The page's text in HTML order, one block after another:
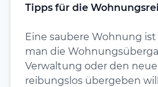
Tipps für die
Eine saubere Wohnung
man die
Verwaltung oder den
reibungslos übergeben